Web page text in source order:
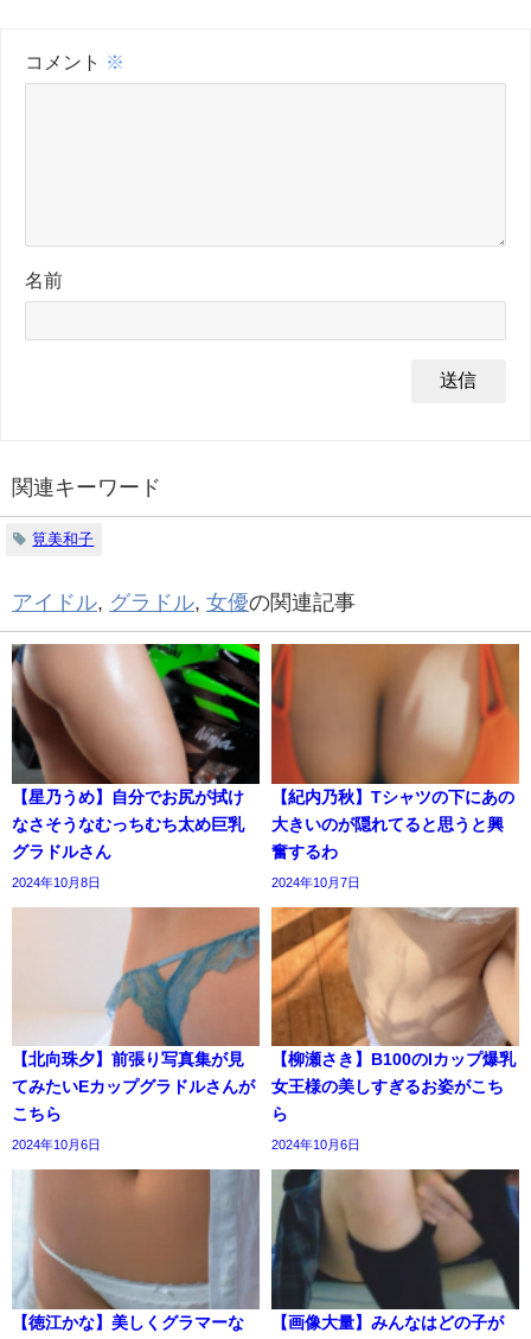
コメント ※
名前
関連キーワード
筧美和子
アイドル, グラドル, 女優の関連記事
【星乃うめ】自分でお尻が拭け
なさそうなむっちむち太め巨乳
グラドルさん
2024年10月8日
【紀内乃秋】Tシャツの下にあの
大きいのが隠れてると思うと興
奮するわ
2024年10月7日
【北向珠夕】前張り写真集が見
てみたいEカップグラドルさんが
こちら
2024年10月6日
【柳瀬さき】B100のIカップ爆乳
女王様の美しすぎるお姿がこち
ら
2024年10月6日
【徳江かな】美しくグラマーな
【画像大量】みんなはどの子が